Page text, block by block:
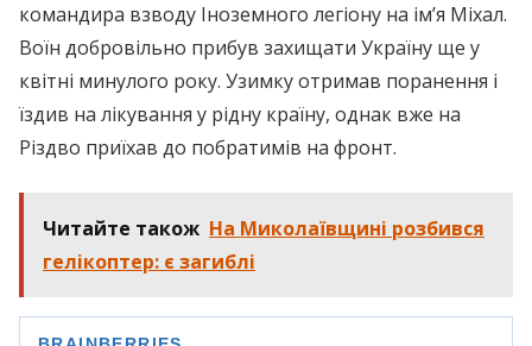
командира взводу Іноземного легіону на ім’я Міхал.
Воїн добровільно прибув захищати Україну ще у
квітні минулого року. Узимку отримав поранення і
їздив на лікування у рідну країну, однак вже на
Різдво приїхав до побратимів на фронт.
Читайте також На Миколаївщині розбився
гелікоптер: є загиблі